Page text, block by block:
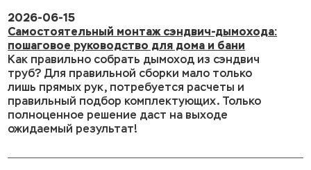
2026-06-15
Самостоятельный монтаж сэндвич-дымохода:
пошаговое руководство для дома и бани
Как правильно собрать дымоход из сэндвич
труб? Для правильной сборки мало только
лишь прямых рук, потребуется расчеты и
правильный подбор комплектующих. Только
полноценное решение даст на выходе
ожидаемый результат!